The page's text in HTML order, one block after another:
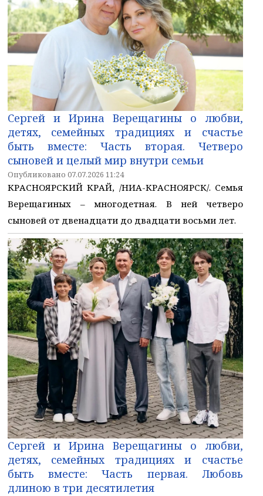
Сергей и Ирина Верещагины о любви,
детях, семейных традициях и счастье
быть вместе: Часть вторая. Четверо
сыновей и целый мир внутри семьи
Опубликовано 07.07.2026 11:24
КРАСНОЯРСКИЙ КРАЙ, /НИА-КРАСНОЯРСК/. Семья
Верещагиных – многодетная. В ней четверо
сыновей от двенадцати до двадцати восьми лет.
Сергей и Ирина Верещагины о любви,
детях, семейных традициях и счастье
быть вместе: Часть первая. Любовь
длиною в три десятилетия